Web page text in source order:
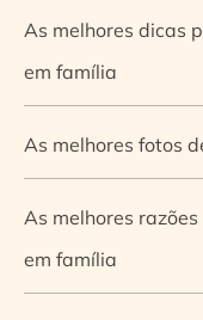
As melhores dicas
em família
As melhores fotos
As melhores
em família